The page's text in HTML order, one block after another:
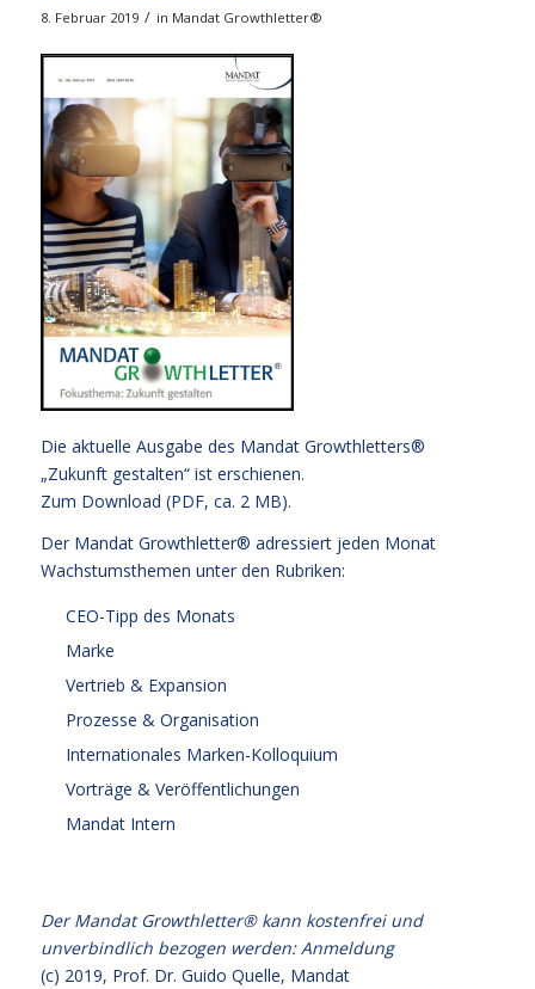
8. Februar 2019 / in Mandat Growthletter®
Die aktuelle Ausgabe des Mandat Growthletters®
„Zukunft gestalten“ ist erschienen.
Zum Download (PDF, ca. 2 MB).
Der Mandat Growthletter® adressiert jeden Monat
Wachstumsthemen unter den Rubriken:
CEO-Tipp des Monats
Marke
Vertrieb & Expansion
Prozesse & Organisation
Internationales Marken-Kolloquium
Vorträge & Veröffentlichungen
Mandat Intern
Der Mandat Growthletter® kann kostenfrei und
unverbindlich bezogen werden:Anmeldung
(c) 2019, Prof. Dr. Guido Quelle, Mandat